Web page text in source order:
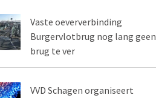
Vaste oeververbinding
Burgervlotbrug nog lang geen
brug te ver
VVD Schagen organiseert